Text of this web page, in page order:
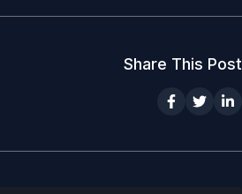
Share This Post